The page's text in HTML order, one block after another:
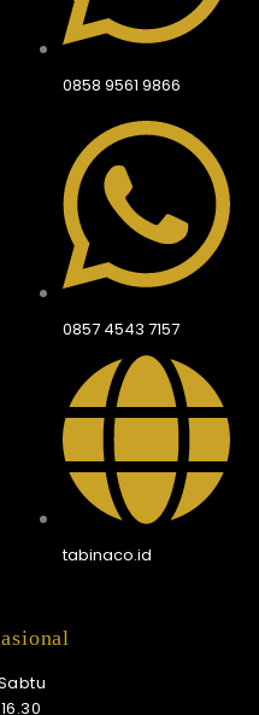
0858 9561 9866
0857 4543 7157
tabinaco.id